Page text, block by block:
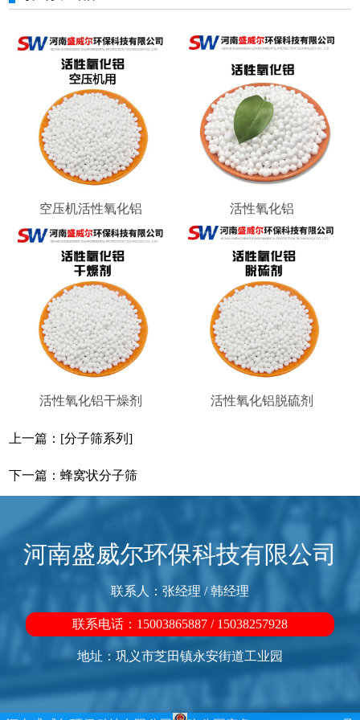
空压机活性氧化铝 活性氧化铝
活性氧化铝干燥剂 活性氧化铝脱硫剂
上一篇： [分子筛系列]
下一篇：蜂窝状分子筛
河南盛威尔环保科技有限公司
联系人：张经理 / 韩经理
联系电话：15003865887 / 15038257928
地址：巩义市芝田镇永安街道工业园